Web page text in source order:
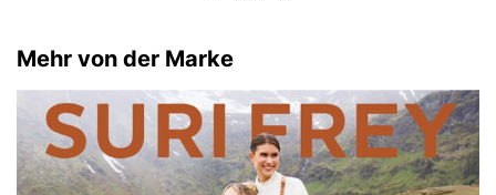
Mehr von der Marke